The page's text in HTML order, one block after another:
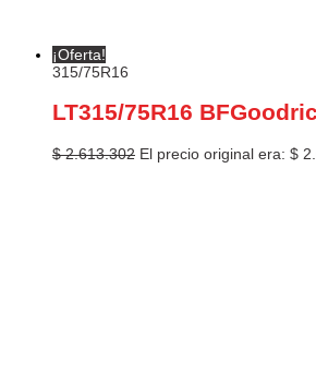
¡Oferta!
315/75R16
LT315/75R16
$2.613.302 El precio original era: $